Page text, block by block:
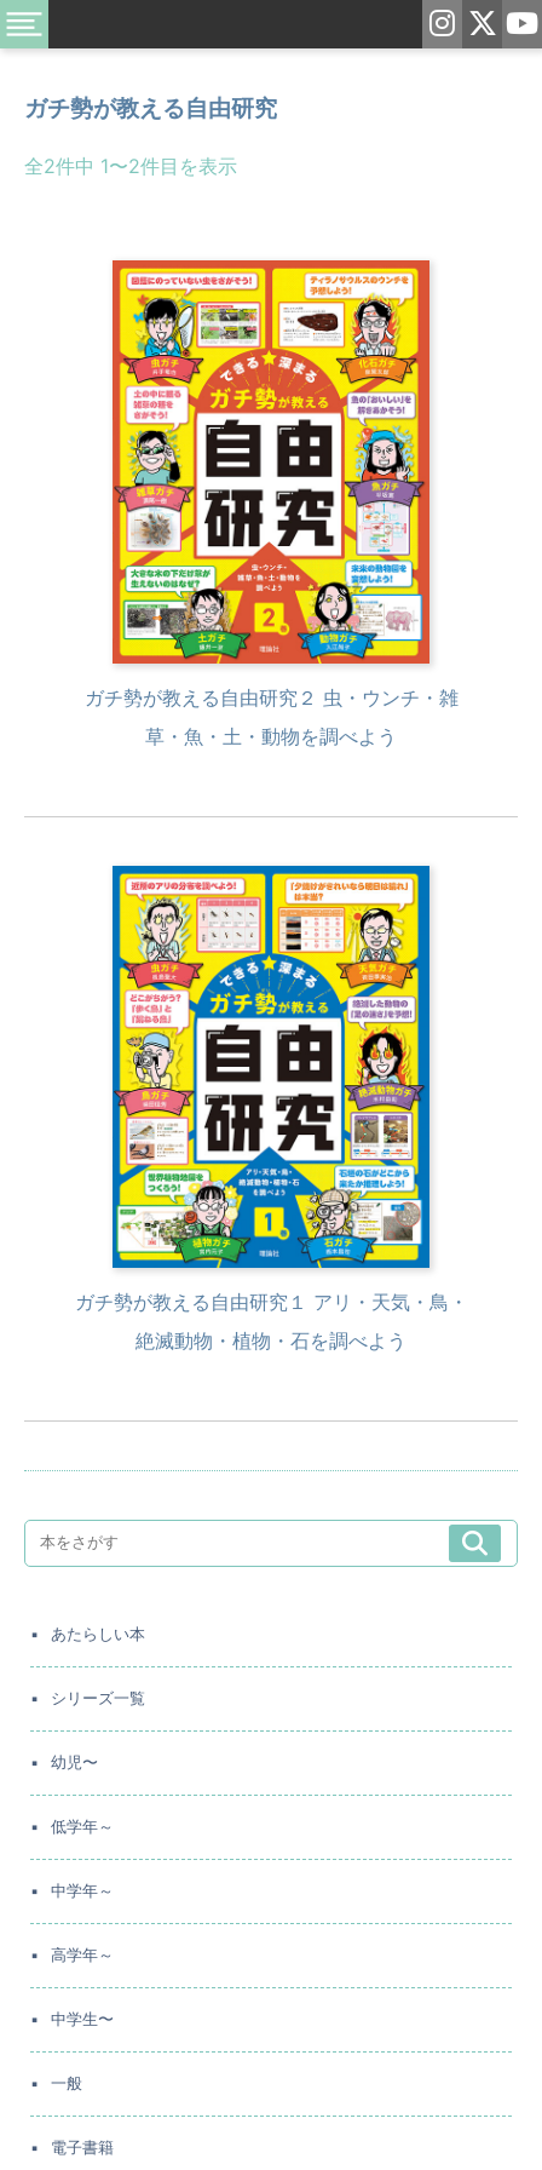
ガチ勢が教える自由研究
全2件中 1〜2件目を表示
ガチ勢が教える自由研究２ 虫・ウンチ・雑
草・魚・土・動物を調べよう
ガチ勢が教える自由研究１ アリ・天気・鳥・
絶滅動物・植物・石を調べよう
あたらしい本
シリーズ一覧
幼児〜
低学年～
中学年～
高学年～
中学生〜
一般
電子書籍